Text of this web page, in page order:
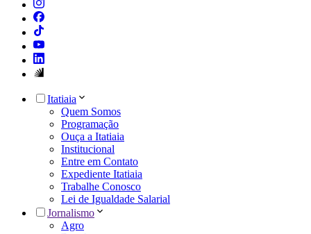
Itatiaia
Quem Somos
Programação
Ouça a Itatiaia
Institucional
Entre em Contato
Expediente Itatiaia
Trabalhe Conosco
Lei de Igualdade Salarial
Jornalismo
Agro